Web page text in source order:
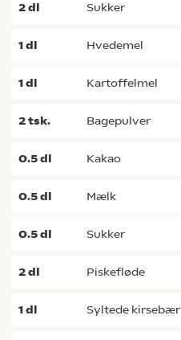
2dl sukker
1dl hvedemel
1dl kartoffelmel
2tsk. bagepulver
0.5dl kakao
0.5dl mælk
0.5dl sukker
2dl piskefløde
1dl syltede kirsebær